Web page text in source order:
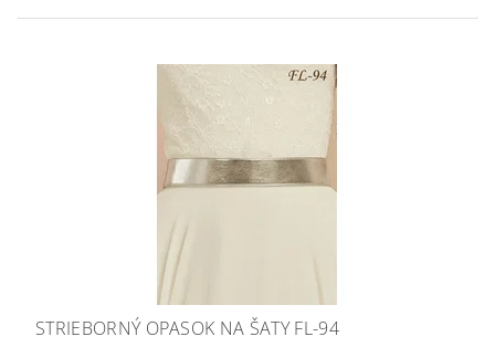
STRIEBORNÝ OPASOK NA ŠATY FL-94